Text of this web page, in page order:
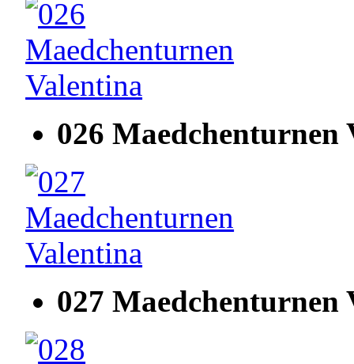
026 Maedchenturnen
027 Maedchenturnen